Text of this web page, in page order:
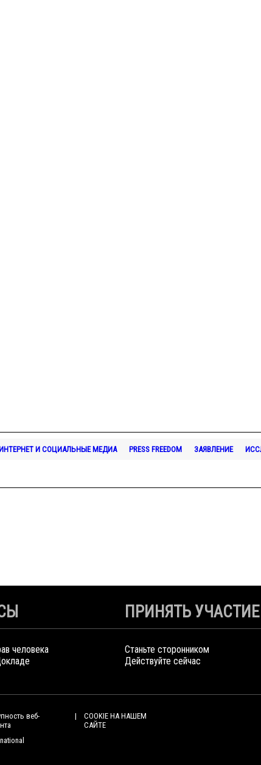
ИНТЕРНЕТ И СОЦИАЛЬНЫЕ МЕДИА PRESS FREEDOM ЗАЯВЛЕНИЕ
человека
ПРИНЯТЬ УЧАСТИЕ
Станьте сторонником
Действуйте сейчас
веб-
COOKIE НА НАШЕМ
САЙТЕ